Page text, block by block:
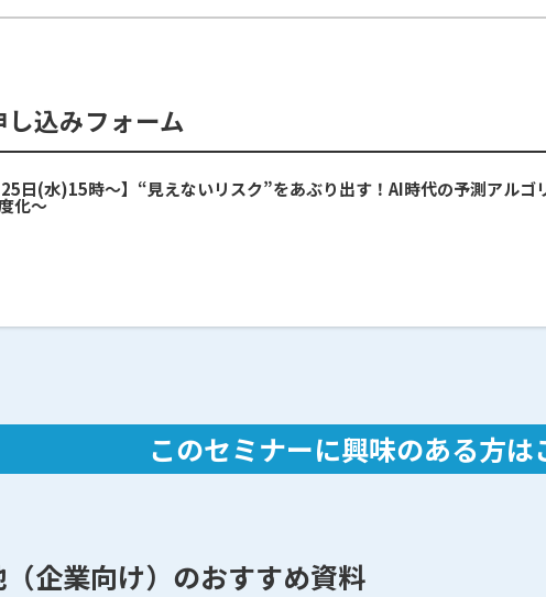
し込みフォーム
25日(水)15時～】“見えないリスク”をあぶり出す！AI時代の予測アル
化～
このセミナーに興味のある方は
（企業向け）のおすすめ資料